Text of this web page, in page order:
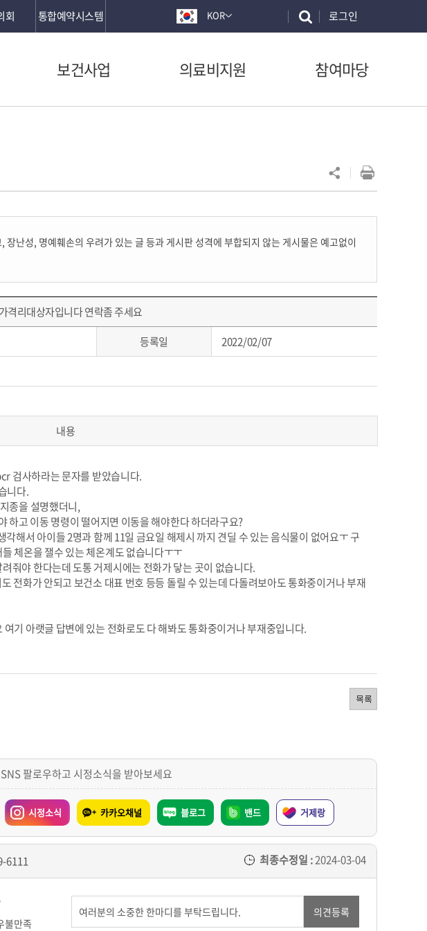
회 통합예약시스템 KOR 로그인
보건사업 의료비지원 참여마당
난성, 명예훼손의 우려가 있는 글 등과 게시판 성격에 부합되지 않는 게시물은 예고없이
격리대상자입니다 연락좀 주세요
등록일
2022/02/07
내용
검사하라는 문자를 받았습니다.
니다.
종을 설명했더니,
하고 이동 명령이 떨어지면 이동을 해야한다 하더라구요?
해서 아이들 2명과 함께 11일 금요일 해제시 까지 견딜 수 있는 음식물이 없어요ㅜ 구
체온을 잴수 있는 체온계도 없습니다ㅜㅜ
줘야 한다는데 도통 거제시에는 전화가 닿는 곳이 없습니다.
전화가 안되고 보건소 대표 번호 등등 돌릴 수 있는데 다돌려보아도 통화중이거나 부재
기 아랫글 답변에 있는 전화로도 다 해봐도 통화중이거나 부재중입니다.
팔로우하고 시정소식을 받아보세요
시정소식 카카오채널 블로그 밴드 거제랑
6111 최종수정일 :2024-03-04
불만족
의견등록